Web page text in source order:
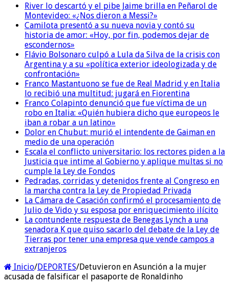
River lo descartó y el pibe Jaime brilla en Peñarol de
Montevideo: «¿Nos dieron a Messi?»
Camilota presentó a su nueva novia y contó su
historia de amor: «Hoy, por fin, podemos dejar de
escondernos»
Flávio Bolsonaro culpó a Lula da Silva de la crisis con
Argentina y a su «política exterior ideologizada y de
confrontación»
Franco Mastantuono se fue de Real Madrid y en Italia
lo recibió una multitud: jugará en Fiorentina
Franco Colapinto denunció que fue víctima de un
robo en Italia: «Quién hubiera dicho que europeos le
iban a robar a un latino»
Dolor en Chubut: murió el intendente de Gaiman en
medio de una operación
Escala el conflicto universitario: los rectores piden a la
Justicia que intime al Gobierno y aplique multas si no
cumple la Ley de Fondos
Pedradas, corridas y detenidos frente al Congreso en
la marcha contra la Ley de Propiedad Privada
La Cámara de Casación confirmó el procesamiento de
Julio de Vido y su esposa por enriquecimiento ilícito
La contundente respuesta de Benegas Lynch a una
senadora K que quiso sacarlo del debate de la Ley de
Tierras por tener una empresa que vende campos a
extranjeros
Inicio/DEPORTES/Detuvieron en Asunción a la mujer
acusada de falsificar el pasaporte de Ronaldinho